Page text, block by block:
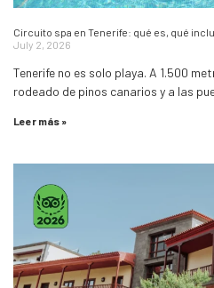
Circuito spa en Tenerife: qué es, qué
July 2, 2026
Tenerife no es solo playa. A 1.500
rodeado de pinos canarios y a las
Leer más »